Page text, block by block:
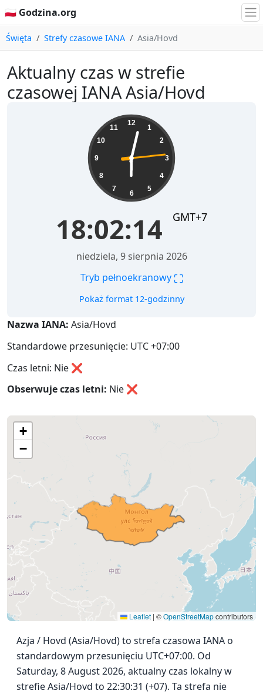
🇵🇱 Godzina.org
Święta Strefy czasowe IANA Asia/Hovd
Aktualny czas w strefie
czasowej IANA Asia/Hovd
12
1
2
3
4
5
6
7
8
9
10
11
18:02:14 GMT+7
niedziela, 9 sierpnia 2026
Tryb pełnoekranowy ⛶
Pokaż format 12-godzinny
Nazwa IANA: Asia/Hovd
Standardowe przesunięcie: UTC +07:00
Czas letni: Nie ❌
Obserwuje czas letni: Nie ❌
+
−
Leaflet | ©OpenStreetMapcontributors
Azja / Hovd (Asia/Hovd) to strefa czasowa IANA o
standardowym przesunięciu UTC+07:00. Od
Saturday, 8 August 2026, aktualny czas lokalny w
strefie Asia/Hovd to 22:30:31 (+07). Ta strefa nie